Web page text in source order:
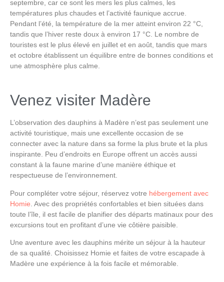
septembre, car ce sont les mers les plus calmes, les
températures plus chaudes et l’activité faunique accrue.
Pendant l’été, la température de la mer atteint environ 22 °C,
tandis que l’hiver reste doux à environ 17 °C. Le nombre de
touristes est le plus élevé en juillet et en août, tandis que mars
et octobre établissent un équilibre entre de bonnes conditions et
une atmosphère plus calme.
Venez visiter Madère
L’observation des dauphins à Madère n’est pas seulement une
activité touristique, mais une excellente occasion de se
connecter avec la nature dans sa forme la plus brute et la plus
inspirante. Peu d’endroits en Europe offrent un accès aussi
constant à la faune marine d’une manière éthique et
respectueuse de l’environnement.
Pour compléter votre séjour, réservez votre hébergement avec
Homie . Avec des propriétés confortables et bien situées dans
toute l’île, il est facile de planifier des départs matinaux pour des
excursions tout en profitant d’une vie côtière paisible.
Une aventure avec les dauphins mérite un séjour à la hauteur
de sa qualité. Choisissez Homie et faites de votre escapade à
Madère une expérience à la fois facile et mémorable.